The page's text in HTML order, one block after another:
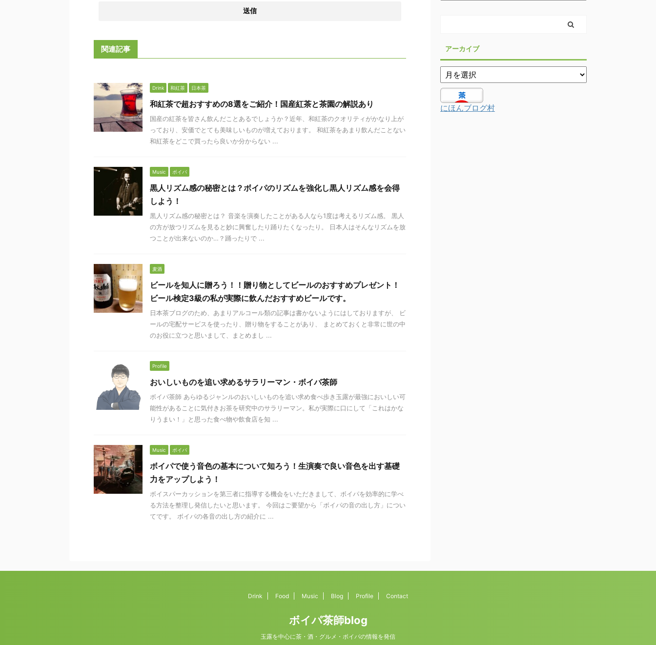
関連記事
Drink 和紅茶 日本茶
和紅茶で超おすすめの8選をご紹介！国産紅茶と茶園の解説あり
国産の紅茶を皆さん飲んだことあるでしょうか？近年、和紅茶のクオリティがかなり上が
っており、安価でとても美味しいものが増えております。 和紅茶をあまり飲んだことない
和紅茶をどこで買ったら良いか分からない ...
Music ボイパ
黒人リズム感の秘密とは？ボイパのリズムを強化し黒人リズム感を会得
しよう！
黒人リズム感の秘密とは？ 音楽を演奏したことがある人なら1度は考えるリズム感。 黒人
の方が放つリズムを見ると妙に興奮したり踊りたくなったり。 日本人はそんなリズムを放
つことが出来ないのか…？踊ったりで ...
麦酒
ビールを知人に贈ろう！！贈り物としてビールのおすすめプレゼント！
ビール検定3級の私が実際に飲んだおすすめビールです。
日本茶ブログのため、あまりアルコール類の記事は書かないようにはしておりますが、 ビ
ールの宅配サービスを使ったり、贈り物をすることがあり、 まとめておくと非常に世の中
のお役に立つと思いまして、まとめまし ...
Profile
おいしいものを追い求めるサラリーマン・ボイパ茶師
ボイパ茶師 あらゆるジャンルのおいしいものを追い求め食べ歩き玉露が最強においしい可
能性があることに気付きお茶を研究中のサラリーマン。私が実際に口にして「これはかな
りうまい！」と思った食べ物や飲食店を知 ...
Music ボイパ
ボイパで使う音色の基本について知ろう！生演奏で良い音色を出す基礎
力をアップしよう！
ボイスパーカッションを第三者に指導する機会をいただきまして、ボイパを効率的に学べ
る方法を整理し発信したいと思います。 今回はご要望から「ボイパの音の出し方」につい
てです。 ボイパの各音の出し方の紹介に ...
アーカイブ
にほんブログ村
Drink Food Music Blog Profile Contact
ボイパ茶師blog
玉露を中心に茶・酒・グルメ・ボイパの情報を発信